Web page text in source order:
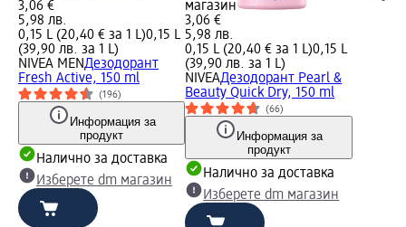
3,06 €
5,98 лв.
0,15 L (20,40 € за 1 L)0,15 L
(39,90 лв. за 1 L)
NIVEA MENДезодорант
Fresh Active, 150 ml
(196)
Информация за
продукт
Налично за доставка
Изберете dm магазин
магазин
3,06 €
5,98 лв.
0,15 L (20,40 € за 1 L)0,15 L
(39,90 лв. за 1 L)
NIVEAДезодорант Pearl &
Beauty Quick Dry, 150 ml
(66)
Информация за
продукт
Налично за доставка
Изберете dm магазин